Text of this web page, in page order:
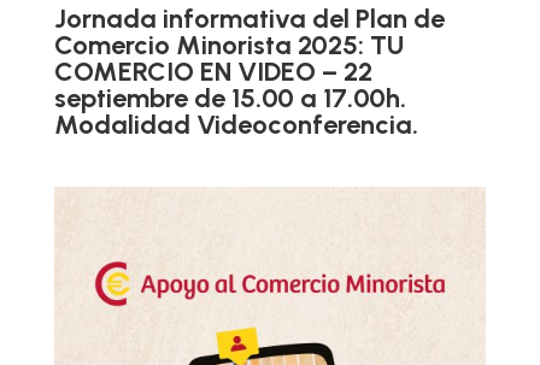
Jornada informativa del Plan de
Comercio Minorista 2025: TU
COMERCIO EN VIDEO – 22
septiembre de 15.00 a 17.00h.
Modalidad Videoconferencia.